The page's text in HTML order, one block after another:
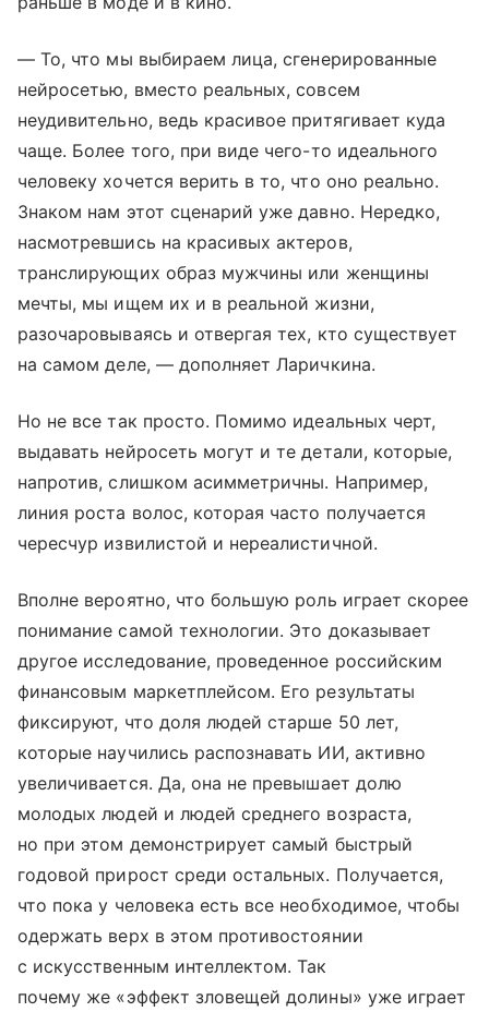
— То, что мы выбираем лица, сгенерированные
нейросетью, вместо реальных, совсем
неудивительно, ведь красивое притягивает куда
чаще. Более того, при виде чего-то идеального
человеку хочется верить в то, что оно реально.
Знаком нам этот сценарий уже давно. Нередко,
насмотревшись на красивых актеров,
транслирующих образ мужчины или женщины
мечты, мы ищем их и в реальной жизни,
разочаровываясь и отвергая тех, кто существует
на самом деле, — дополняет Ларичкина.
Но не все так просто. Помимо идеальных черт,
выдавать нейросеть могут и те детали, которые,
напротив, слишком асимметричны. Например,
линия роста волос, которая часто получается
чересчур извилистой и нереалистичной.
Вполне вероятно, что большую роль играет скорее
понимание самой технологии. Это доказывает
другое исследование, проведенное российским
финансовым маркетплейсом. Его результаты
фиксируют, что доля людей старше 50 лет,
которые научились распознавать ИИ, активно
увеличивается. Да, она не превышает долю
молодых людей и людей среднего возраста,
но при этом демонстрирует самый быстрый
годовой прирост среди остальных. Получается,
что пока у человека есть все необходимое, чтобы
одержать верх в этом противостоянии
с искусственным интеллектом. Так
почему же «эффект зловещей долины» уже играет